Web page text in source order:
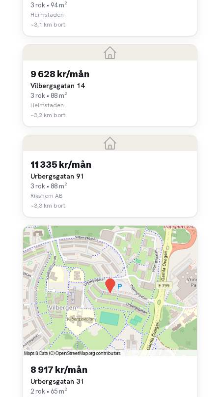
3 rok • 94 m²
Heimstaden
~3,1 km bort
9 628 kr/mån
Vilbergsgatan 14
3 rok • 88 m²
Heimstaden
~3,2 km bort
11 335 kr/mån
Urbergsgatan 91
3 rok • 88 m²
Rikshem AB
~3,3 km bort
8 917 kr/mån
Urbergsgatan 31
2 rok • 65 m²